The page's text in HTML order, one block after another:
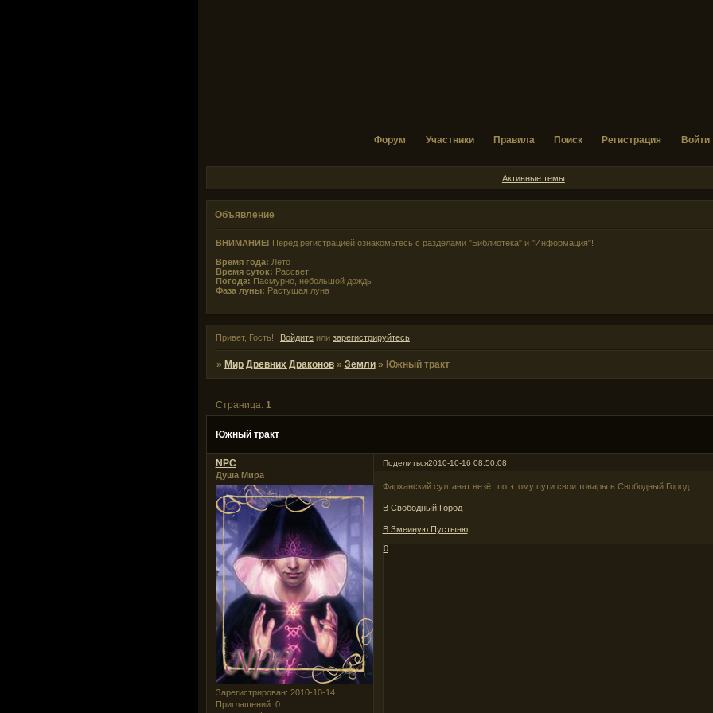
Форум Участники Правила Поиск Регистрация Войти
Активные темы
Объявление
ВНИМАНИЕ! Перед регистрацией ознакомьтесь с разделами "Библиотека" и "Информация"!
Время года: Лето
Время суток: Рассвет
Погода: Пасмурно, небольшой дождь
Фаза луны: Растущая луна
Привет, Гость! Войдите или зарегистрируйтесь
» Мир Древних Драконов » Земли » Южный тракт
Южный тракт
Страница: 1
Поделиться2010-10-16 08:50:08
NPC
Душа Мира
Зарегистрирован: 2010-10-14
Приглашений: 0
Фарханский султанат везёт по этому пути свои товары в Свободный Город.
В Свободный Город
В Змеиную Пустыню
0